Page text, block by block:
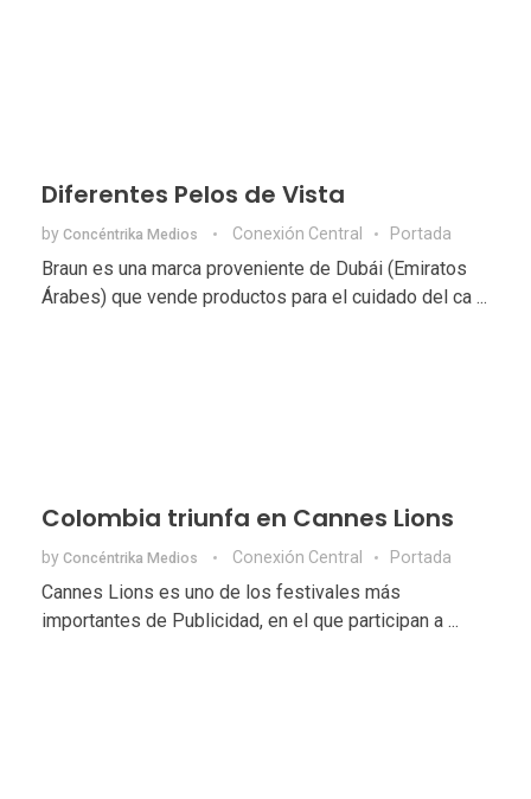
Diferentes Pelos de Vista
by Concéntrika Medios Conexión Central Portada
Braun es una marca proveniente de Dubái (Emiratos
Árabes) que vende productos para el cuidado del ca ...
Colombia triunfa en Cannes Lions
by Concéntrika Medios Conexión Central Portada
Cannes Lions es uno de los festivales más
importantes de Publicidad, en el que participan a ...